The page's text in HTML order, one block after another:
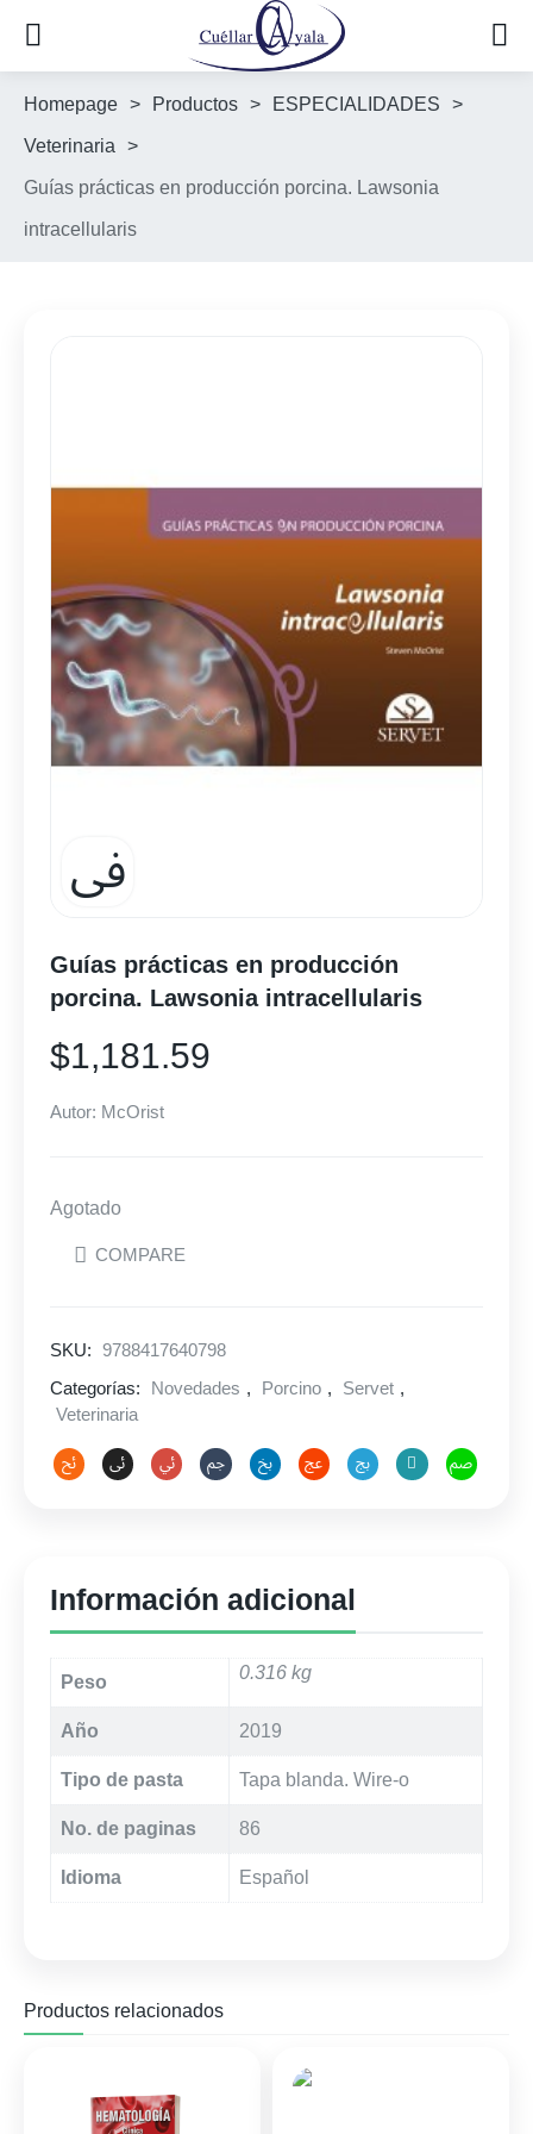
Homepage > Productos > ESPECIALIDADES >
Veterinaria >
Guías prácticas en producción porcina. Lawsonia
intracellularis
Guías prácticas en producción
porcina. Lawsonia intracellularis
$1,181.59
Autor: McOrist
Agotado
COMPARE
SKU: 9788417640798
Categorías:
Novedades , Porcino , Servet ,
Veterinaria
Información adicional
Peso 0.316 kg
Año 2019
Tipo de pasta Tapa blanda. Wire-o
No. de paginas 86
Idioma Español
Productos relacionados